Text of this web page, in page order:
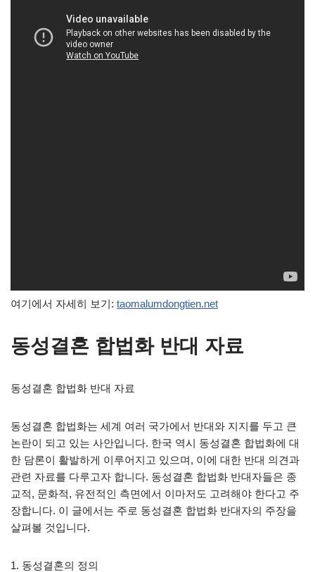
여기에서 자세히 보기: taomalumdongtien.net
동성결혼 합법화 반대 자료
동성결혼 합법화 반대 자료
동성결혼 합법화는 세계 여러 국가에서 반대와 지지를 두고 큰
논란이 되고 있는 사안입니다. 한국 역시 동성결혼 합법화에 대
한 담론이 활발하게 이루어지고 있으며, 이에 대한 반대 의견과
관련 자료를 다루고자 합니다. 동성결혼 합법화 반대자들은 종
교적, 문화적, 유전적인 측면에서 이마저도 고려해야 한다고 주
장합니다. 이 글에서는 주로 동성결혼 합법화 반대자의 주장을
살펴볼 것입니다.
1. 동성결혼의 정의